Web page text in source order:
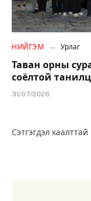
НИЙГЭМ Урлаг
Таван орны
соёлтой
31/07/2026
Сэтгэгдэл хаалттай